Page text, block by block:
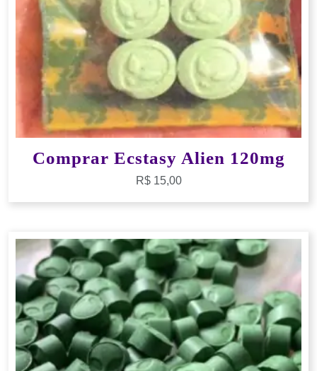
Comprar Ecstasy Alien 120mg
R$15,00